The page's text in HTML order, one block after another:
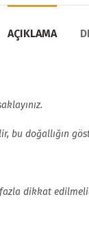
AÇIKLAMA
bu doğallığın
dikkat